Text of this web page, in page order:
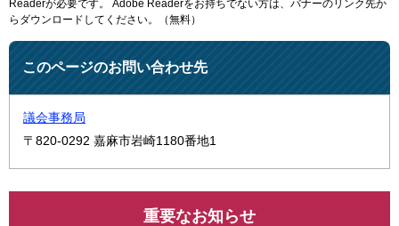
Readerが必要です。
Adobe Readerをお持ちでない方は、バナーのリンク先か
らダウンロードしてください。（無料）
このページのお問い合わせ先
議会事務局
〒820-0292 嘉麻市岩崎1180番地1
重要なお知らせ